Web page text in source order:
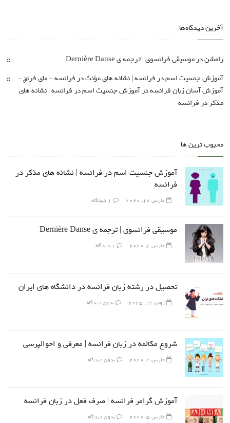
آخرین دیدگاه‌ها
رامشندرموسیقی فرانسوی | ترجمه ی Dernière Danse
آموزش جنسیت اسم در فرانسه | نشانه های مؤنث در فرانسه - مای فرنچ -
آموزش آسان زبان فرانسهدرآموزش جنسیت اسم در فرانسه | نشانه های
مذکر در فرانسه
محبوب ترین ها
آموزش جنسیت اسم در فرانسه | نشانه های مذکر در
فرانسه
مارس 17, 2020 1 دیدگاه
موسیقی فرانسوی | ترجمه ی Dernière Danse
مارس 6, 2020 1 دیدگاه
تحصیل در رشته زبان فرانسه در دانشگاه های ایران
ژوئن 12, 2025 بدون دیدگاه
شروع مکالمه در زبان فرانسه | معرفی و احوالپرسی
مارس 4, 2020 بدون دیدگاه
آموزش گرامر فرانسه | صرف فعل در زبان فرانسه
مارس 5, 2020 بدون دیدگاه